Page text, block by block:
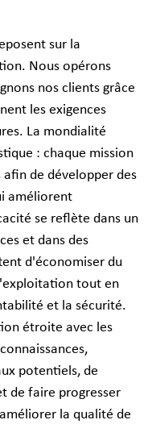
sur la
Nous opérons
nos clients grâce
les exigences
La mondialité
: chaque mission
afin de développer des
améliorent
se reflète dans un
et dans des
d'économiser du
tout en
et la sécurité.
étroite avec les
potentiels, de
de faire progresser
la qualité de